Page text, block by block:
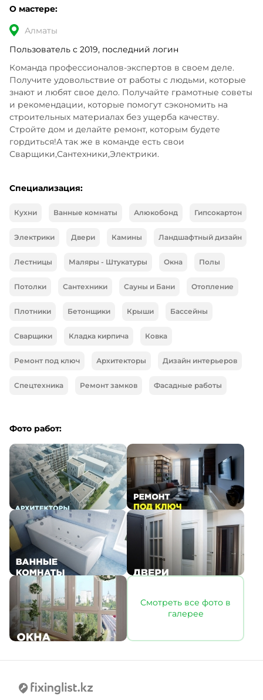
О мастере:
Алматы
Пользователь с 2019, последний логин
Команда профессионалов-экспертов в своем деле.
Получите удовольствие от работы с людьми, которые
знают и любят свое дело. Получайте грамотные советы
и рекомендации, которые помогут сэкономить на
строительных материалах без ущерба качеству.
Стройте дом и делайте ремонт, которым будете
гордиться!А так же в команде есть свои
Сварщики,Сантехники,Электрики.
Специализация:
Кухни Ванные комнаты Алюкобонд Гипсокартон
Электрики Двери Камины Ландшафтный дизайн
Лестницы Маляры - Штукатуры Окна Полы
Потолки Сантехники Сауны и Бани Отопление
Плотники Бетонщики Крыши Бассейны
Сварщики Кладка кирпича Ковка
Ремонт под ключ Архитекторы Дизайн интерьеров
Спецтехника Ремонт замков Фасадные работы
Фото работ:
Смотреть все фото в
галерее